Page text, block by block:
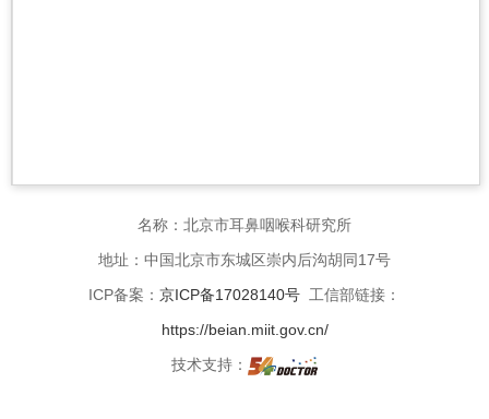
名称：北京市耳鼻咽喉科研究所
地址：中国北京市东城区崇内后沟胡同17号
ICP备案： 京ICP备17028140号 工信部链接：
https://beian.miit.gov.cn/
技术支持：